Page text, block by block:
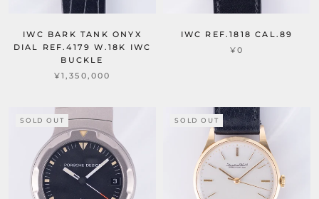
IWC BARK TANK ONYX
DIAL REF.4179 W.18K IWC
BUCKLE
¥1,350,000
IWC REF.1818 CAL.89
¥0
SOLD OUT SOLD OUT